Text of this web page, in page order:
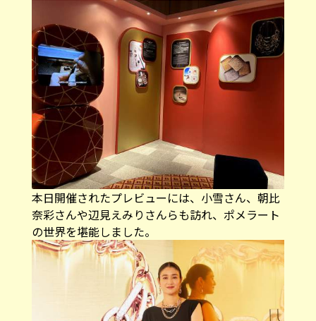
本日開催されたプレビューには、小雪さん、朝比
奈彩さんや辺見えみりさんらも訪れ、ポメラート
の世界を堪能しました。